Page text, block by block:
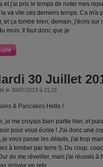
et j'ai pris le temps de noter mes
va vite ces derniers temps. Ca m'a
et ça tombe bien, demain, j'écris
mois. Il faut donc que je
30 Juillet
le 30/07/2013 à 21:21
Hello !
je me croyais bien partie hier, et
pour vous écrire ! J'ai donc une
je vous passe les détails, j'ai trop
à tomber par terre !). Du coup,
de me réveiller, mais j'ai réussis à